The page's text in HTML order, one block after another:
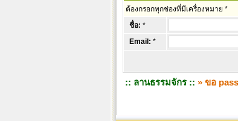
ต้องกรอกทุกช่องที่มีเครื่องหมาย *
ชื่อ: *
Email: *
:: ลานธรรมจักร :: » ขอ